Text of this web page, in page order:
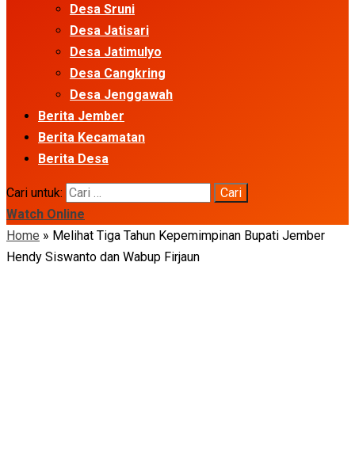
Desa Sruni
Desa Jatisari
Desa Jatimulyo
Desa Cangkring
Desa Jenggawah
Berita Jember
Berita Kecamatan
Berita Desa
Cari untuk:
Watch Online
Home » Melihat Tiga Tahun Kepemimpinan Bupati Jember
Hendy Siswanto dan Wabup Firjaun